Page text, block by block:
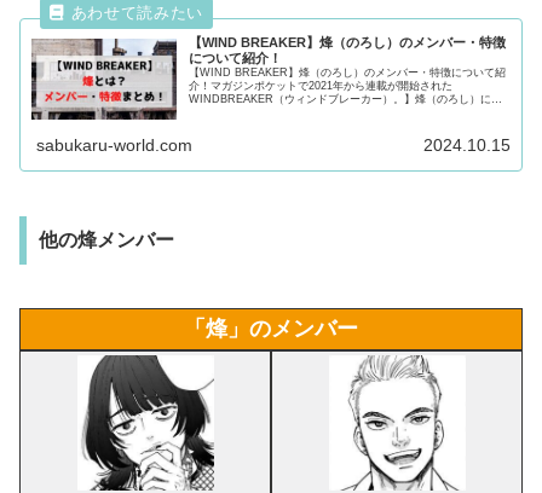
【WIND BREAKER】烽（のろし）のメンバー・特徴
について紹介！
【WIND BREAKER】烽（のろし）のメンバー・特徴について紹
介！マガジンポケットで2021年から連載が開始された
WINDBREAKER（ウィンドブレーカー）。】烽（のろし）に所
sabukaru-world.com 2024.10.15
他の烽メンバー
「烽」のメンバー